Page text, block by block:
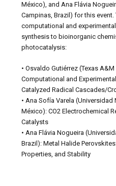
México), and Ana Flávia
Campinas, Brazil) for this
computational and
synthesis to bioinorganic
photocatalysis:
• Osvaldo Gutiérrez (Texas
Computational and
Catalyzed Radical Cascades/
• Ana Sofía Varela
México): CO2 Electrochemical
Catalysts
• Ana Flávia Nogueira
Brazil): Metal Halide
Properties, and Stability